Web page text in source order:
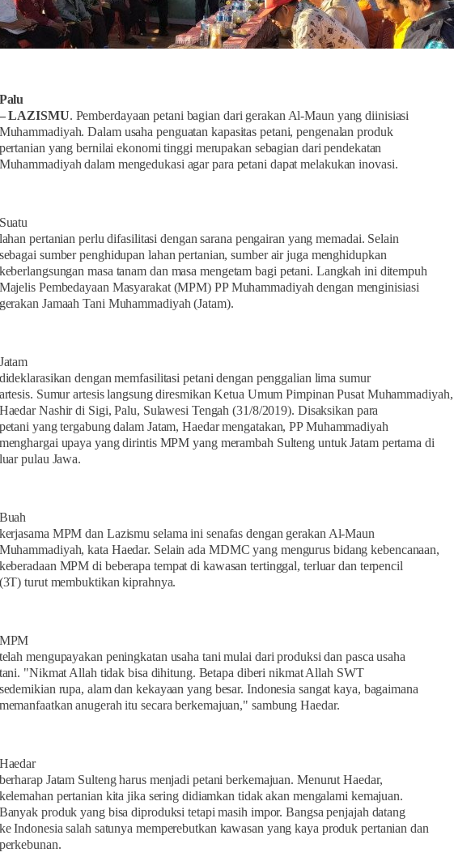
Palu
– LAZISMU. Pemberdayaan petani bagian dari gerakan Al-Maun yang diinisiasi
Muhammadiyah. Dalam usaha penguatan kapasitas petani, pengenalan produk
pertanian yang bernilai ekonomi tinggi merupakan sebagian dari pendekatan
Muhammadiyah dalam mengedukasi agar para petani dapat melakukan inovasi.
Suatu
lahan pertanian perlu difasilitasi dengan sarana pengairan yang memadai. Selain
sebagai sumber penghidupan lahan pertanian, sumber air juga menghidupkan
keberlangsungan masa tanam dan masa mengetam bagi petani. Langkah ini ditempuh
Majelis Pembedayaan Masyarakat (MPM) PP Muhammadiyah dengan menginisiasi
gerakan Jamaah Tani Muhammadiyah (Jatam).
Jatam
dideklarasikan dengan memfasilitasi petani dengan penggalian lima sumur
artesis. Sumur artesis langsung diresmikan Ketua Umum Pimpinan Pusat Muhammadiyah,
Haedar Nashir di Sigi, Palu, Sulawesi Tengah (31/8/2019). Disaksikan para
petani yang tergabung dalam Jatam, Haedar mengatakan, PP Muhammadiyah
menghargai upaya yang dirintis MPM yang merambah Sulteng untuk Jatam pertama di
luar pulau Jawa.
Buah
kerjasama MPM dan Lazismu selama ini senafas dengan gerakan Al-Maun
Muhammadiyah, kata Haedar. Selain ada MDMC yang mengurus bidang kebencanaan,
keberadaan MPM di beberapa tempat di kawasan tertinggal, terluar dan terpencil
(3T) turut membuktikan kiprahnya.
MPM
telah mengupayakan peningkatan usaha tani mulai dari produksi dan pasca usaha
tani. "Nikmat Allah tidak bisa dihitung. Betapa diberi nikmat Allah SWT
sedemikian rupa, alam dan kekayaan yang besar. Indonesia sangat kaya, bagaimana
memanfaatkan anugerah itu secara berkemajuan," sambung Haedar.
Haedar
berharap Jatam Sulteng harus menjadi petani berkemajuan. Menurut Haedar,
kelemahan pertanian kita jika sering didiamkan tidak akan mengalami kemajuan.
Banyak produk yang bisa diproduksi tetapi masih impor. Bangsa penjajah datang
ke Indonesia salah satunya memperebutkan kawasan yang kaya produk pertanian dan
perkebunan.